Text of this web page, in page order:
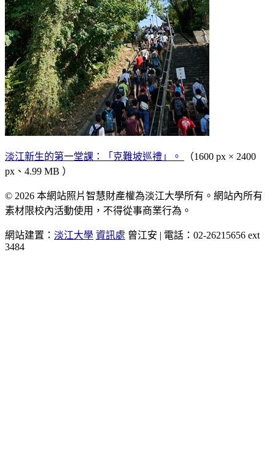
淡江新生的第一堂課：「克難坡巡禮」。
（1600 px × 2400
px、4.99 MB ）
© 2026 本網站照片智慧財產權為淡江大學所有。網站內所有
素材限校內活動使用，不得從事商業行為。
網站建置： 淡江大學 資訊處 曾江安 | 電話：02-26215656 ext
3484